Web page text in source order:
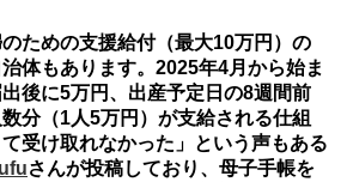
ための支援給付（最大10万円） の
体もあります。2025年4月から始ま
後に5万円、出産予定日の8週間前
分（1人5万円）が支給される仕組
受け取れなかった」という声もある
さんが投稿しており、母子手帳を